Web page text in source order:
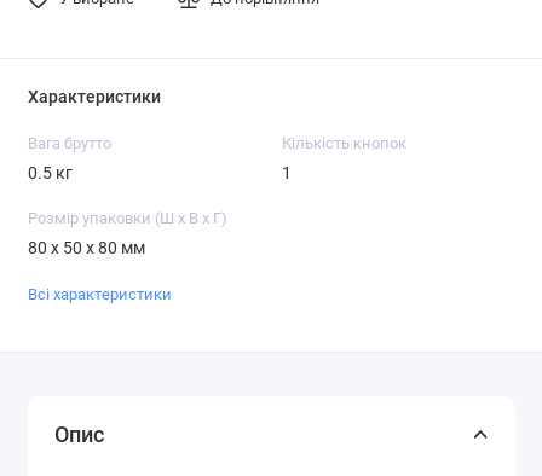
Характеристики
Вага брутто
0.5 кг
Кількість кнопок
1
Розмір упаковки (Ш х В х Г)
80 x 50 x 80 мм
Всі характеристики
Опис